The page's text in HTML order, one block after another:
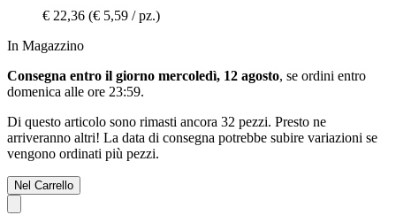
€ 22,36 (€ 5,59 / pz.)
In Magazzino
Consegna entro il giorno mercoledì, 12 agosto, se ordini entro
domenica alle ore 23:59.
Di questo articolo sono rimasti ancora 32 pezzi. Presto ne
arriveranno altri! La data di consegna potrebbe subire variazioni se
vengono ordinati più pezzi.
Nel Carrello